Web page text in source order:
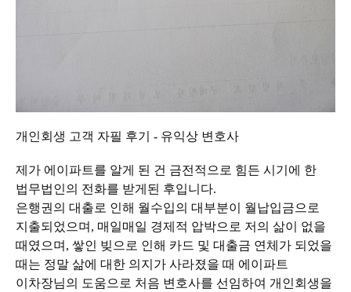
개인회생 고객 자필 후기 - 유익상 변호사
제가 에이파트를 알게 된 건 금전적으로 힘든 시기에 한
법무법인의 전화를 받게된 후입니다.
은행권의 대출로 인해 월수입의 대부분이 월납입금으로
지출되었으며, 매일매일 경제적 압박으로 저의 삶이 없을
때였으며, 쌓인 빚으로 인해 카드 및 대출금 연체가 되었을
때는 정말 삶에 대한 의지가 사라졌을 때 에이파트
이차장님의 도움으로 처음 변호사를 선임하여 개인회생을